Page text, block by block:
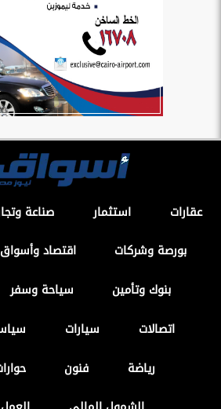
عقارات استثمار صناعة
بورصة وشركات
اقتصاد وأسواق
بنوك وتأمين
سياحة وسفر
اتصالات
سيارات
رياضة
فنون